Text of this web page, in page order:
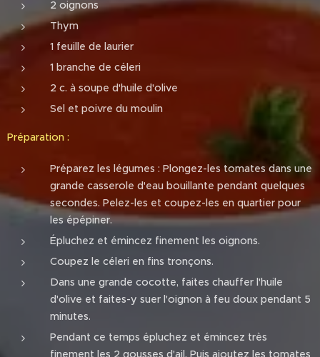
2 oignons
Thym
1 feuille de laurier
1 branche de céleri
2 c. à soupe d'huile d'olive
Sel et poivre du moulin
Préparation :
Préparez les légumes : Plongez-les tomates dans une
grande casserole d'eau bouillante pendant quelques
secondes. Pelez-les et coupez-les en quartier pour
les épépiner.
Épluchez et émincez finement les oignons.
Coupez le céleri en fins tronçons.
Dans une grande cocotte, faites chauffer l'huile
d'olive et faites-y suer l'oignon à feu doux pendant 5
minutes.
Pendant ce temps épluchez et émincez très
finement les 2 gousses d'ail. Puis ajoutez les tomates